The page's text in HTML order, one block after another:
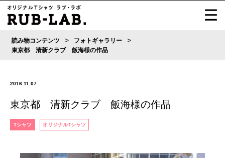
読み物コンテンツ > フォトギャラリー >
東京都 清新クラブ 飯海様の作品
2016.11.07
東京都 清新クラブ 飯海様の作品
Tシャツ オリジナルTシャツ